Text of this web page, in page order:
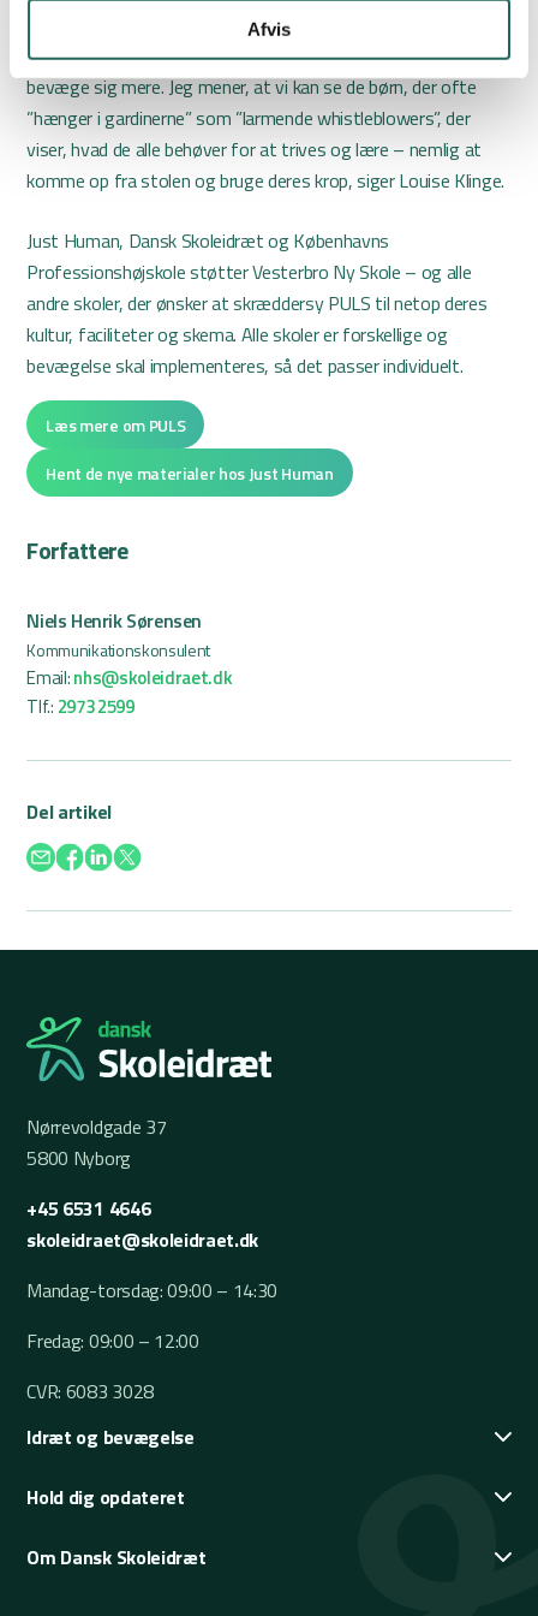
Afvis
spørger jeg ofte til drømme for deres skoleliv. De fleste af
dem fortæller, at de drømmer om at være mere aktive og
bevæge sig mere. Jeg mener, at vi kan se de børn, der ofte
”hænger i gardinerne” som ”larmende whistleblowers”, der
viser, hvad de alle behøver for at trives og lære – nemlig at
komme op fra stolen og bruge deres krop, siger Louise Klinge.
Just Human, Dansk Skoleidræt og Københavns
Professionshøjskole støtter Vesterbro Ny Skole – og alle
andre skoler, der ønsker at skræddersy PULS til netop deres
kultur, faciliteter og skema. Alle skoler er forskellige og
bevægelse skal implementeres, så det passer individuelt.
Læs mere om PULS
Hent de nye materialer hos Just Human
Forfattere
Niels Henrik Sørensen
Kommunikationskonsulent
Email:nhs@skoleidraet.dk
Tlf.: 2973 2599
Del artikel
Nørrevoldgade 37
5800 Nyborg
+45 6531 4646
skoleidraet@skoleidraet.dk
Mandag-torsdag: 09:00 – 14:30
Fredag: 09:00 – 12:00
CVR: 6083 3028
Idræt og bevægelse
Hold dig opdateret
Om Dansk Skoleidræt